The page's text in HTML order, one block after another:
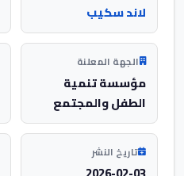
لاند سكيب
الجهة المعلنة
مؤسسة تنمية
الطفل والمجتمع
تاريخ النشر